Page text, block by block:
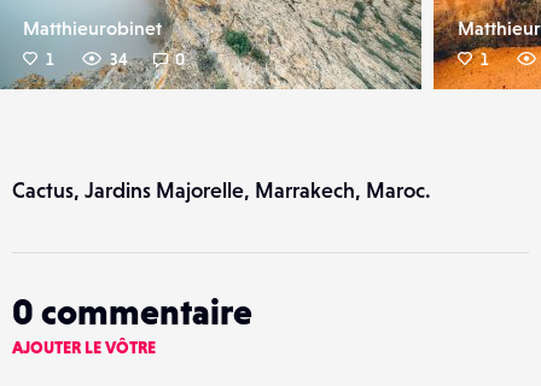
Matthieurobinet
1 34 0 1
Cactus, Jardins Majorelle, Marrakech, Maroc.
0 commentaire
AJOUTER LE VÔTRE